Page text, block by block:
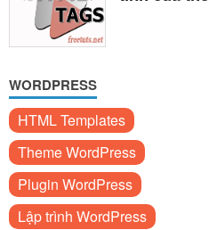
WORDPRESS
HTML Templates
Theme WordPress
Plugin WordPress
Lập trình WordPress